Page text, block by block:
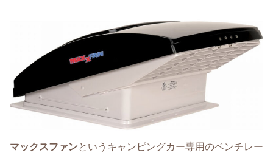
マックスファンというキャンピングカー専用のベンチレー